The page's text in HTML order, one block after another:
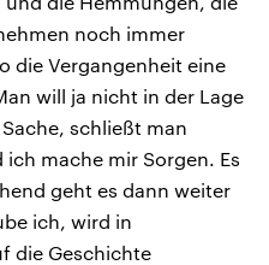
noch immer
die Vergangenheit eine
will ja nicht in der Lage
schließt man
mache mir Sorgen. Es
geht es dann weiter
ich, wird in
die Geschichte